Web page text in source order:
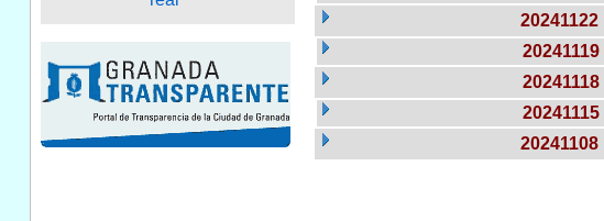
20241122
20241119
20241118
20241115
20241108